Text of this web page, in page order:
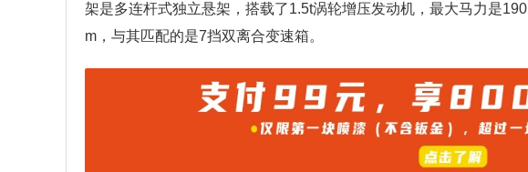
架是多连杆式独立悬架，搭载了1.5t涡轮增压发动机，最大马力是
m，与其匹配的是7挡双离合变速箱。